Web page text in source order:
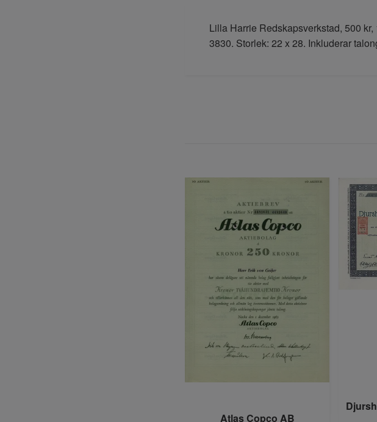
Lilla Harrie Redskapsverkstad, 500
3830. Storlek: 22 x 28. Inkluderar
Atlas Copco AB